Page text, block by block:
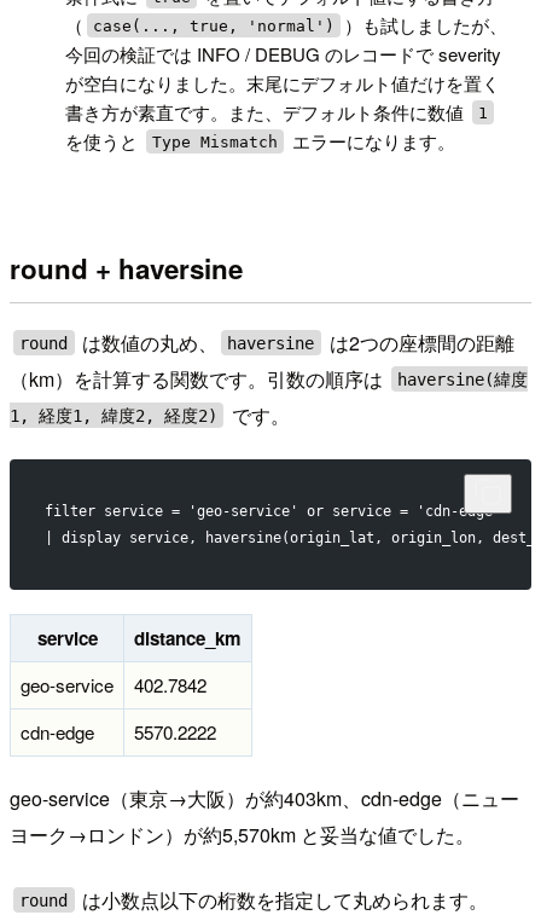
（
case(..., true, 'normal')
）も試しましたが、
今回の検証では INFO / DEBUG のレコードで severity
が空白になりました。末尾にデフォルト値だけを置く
書き方が素直です。また、デフォルト条件に数値
1
を使うと Type Mismatch エラーになります。
round + haversine
round は数値の丸め、 haversine
は2つの座標間の距離
（km）を計算する関数です。引数の順序は
haversine(緯度
1, 経度1, 緯度2, 経度2)
です。
filter service = 'geo-service' or service = 'cdn-edge'
| display service, haversine(origin_lat, origin_lon,
service distance_km
geo-service
402.7842
cdn-edge
5570.2222
geo-service（東京→大阪）が約403km、cdn-edge（ニュー
ヨーク→ロンドン）が約5,570km と妥当な値でした。
round は小数点以下の桁数を指定して丸められます。